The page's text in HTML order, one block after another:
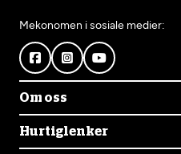
Mekonomen i sosiale medier:
Om oss
Om Mekonomen
Mekonomens historie
Hurtiglenker